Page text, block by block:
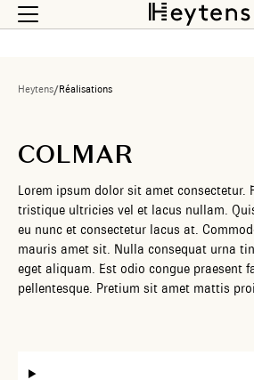
Heytens/Réalisations
COLMAR
Lorem ipsum dolor sit amet consectetur.
tristique ultricies vel et lacus nullam.
eu nunc et consectetur lacus at.
mauris amet sit. Nulla consequat urna
eget aliquam. Est odio congue praesent
pellentesque. Pretium sit amet mattis